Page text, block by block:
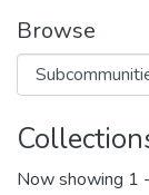
Browse
Now showing 1